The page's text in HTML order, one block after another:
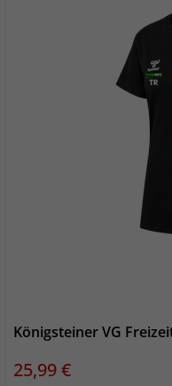
Königsteiner VG
Preis
25,99 €